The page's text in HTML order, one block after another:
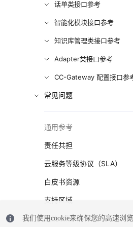
话单类接口参考
智能化模块接口参考
知识库管理类接口参考
Adapter类接口参考
CC-Gateway 配置接口参
常见问题
通用参考
责任共担
云服务等级协议（SLA）
白皮书资源
支持区域
系统权限
我们使用cookie来确保您的高速浏